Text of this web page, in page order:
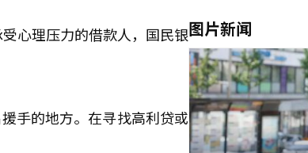
心理压力的借款人，国民银
手的地方。在寻找高利贷或
图片新闻